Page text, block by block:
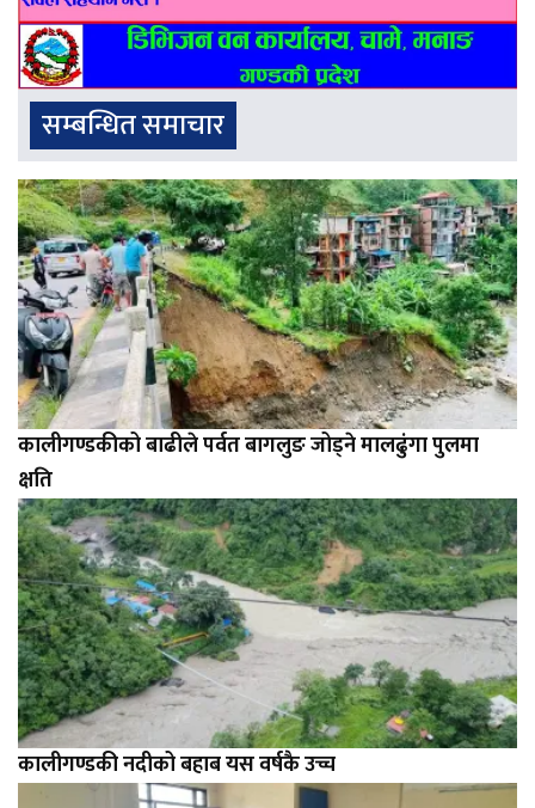
सम्बन्धित समाचार
कालीगण्डकीको बाढीले पर्वत बागलुङ जोड्ने मालढुंगा पुलमा
क्षति
कालीगण्डकी नदीको बहाब यस वर्षकै उच्च